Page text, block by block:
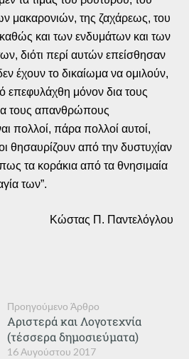
μακαρονιών, της ζαχάρεως, του
και των ενδυμάτων και των
διότι περί αυτών επείσθησαν
έχουν το δικαίωμα να ομιλούν,
επεφυλάχθη μόνον δια τους
τους απανθρώπους
πολλοί, πάρα πολλοί αυτοί,
θησαυρίζουν από την δυστυχίαν
τα κοράκια από τα θνησιμαία
των”.
Κώστας Π. Παντελόγλου
Προηγούμενο Άρθρο
16 Αυγούστου 2017
Αριστερά και Λογοτεχνία
(τέσσερα δημοσιεύματα)